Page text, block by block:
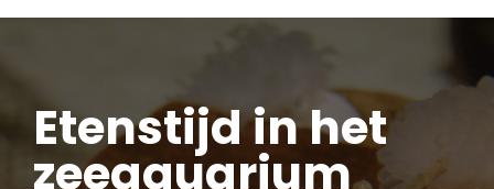
Etenstijd in het
zeeaquarium